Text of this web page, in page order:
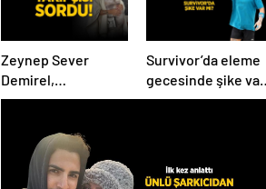
Zeynep Sever
Demirel,
hamilelikten sonra
açıkladı! ‘Yaza kadar
bakacağız artık’
Survivor’da eleme
gecesinde şike var
mı? Yiğit Poyraz